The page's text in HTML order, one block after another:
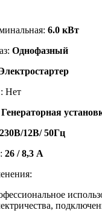
6.0 кВт
Однофазный
Нет
Генераторная
230В/12В/ 50Гц
26 / 8,3 A